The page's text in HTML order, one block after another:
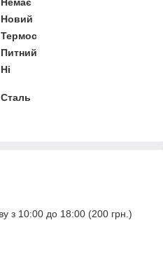
Новий
Термос
Питний
Ні
Сталь
з 10:00 до 18:00 (200 грн.)